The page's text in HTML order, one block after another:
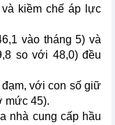
kiềm chế áp lực
vào tháng 5) và
so với 48,0) đều
với con số giữ
mức 45).
nhà cung cấp hầu